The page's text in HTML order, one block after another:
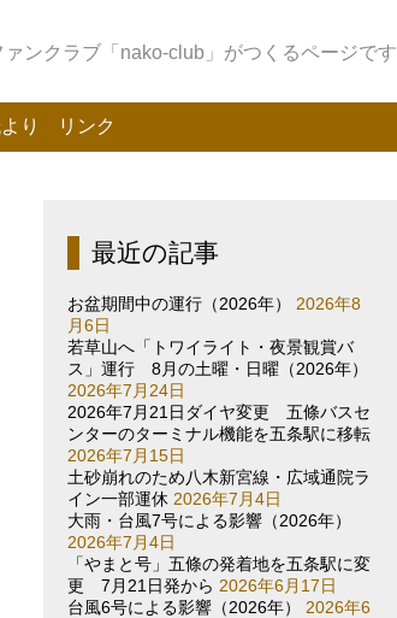
ンクラブ「nako-club」がつくるページです
り リンク
最近の記事
お盆期間中の運行（2026年）
2026年8
月6日
若草山へ「トワイライト・夜景観賞バ
ス」運行 8月の土曜・日曜（2026年）
2026年7月24日
2026年7月21日ダイヤ変更 五條バスセ
ンターのターミナル機能を五条駅に移転
2026年7月15日
土砂崩れのため八木新宮線・広域通院ラ
イン一部運休 2026年7月4日
大雨・台風7号による影響（2026年）
2026年7月4日
「やまと号」五條の発着地を五条駅に変
更 7月21日発から 2026年6月17日
台風6号による影響（2026年）
2026年6